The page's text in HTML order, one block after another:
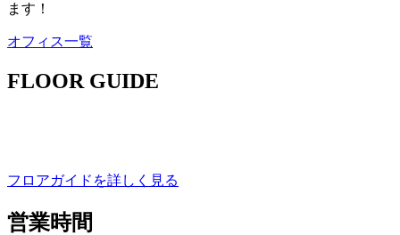
ます！
オフィス一覧
FLOOR GUIDE
フロアガイドを詳しく見る
営業時間